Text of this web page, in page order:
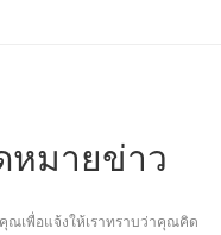
หมายข่าว
เพื่อแจ้งให้เราทราบว่าคุณคิด